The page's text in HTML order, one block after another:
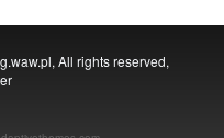
All rights reserved,